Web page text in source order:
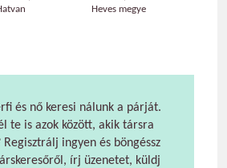
Heves megye
és nő keresi nálunk a párját.
te is azok között, akik társra
ingyen és böngéssz
írj üzenetet, küldj